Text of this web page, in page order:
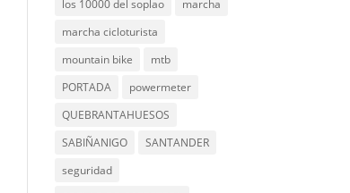
los 10000 del soplao
marcha
marcha cicloturista
mountain bike
mtb
PORTADA
powermeter
QUEBRANTAHUESOS
SABIÑANIGO
SANTANDER
seguridad